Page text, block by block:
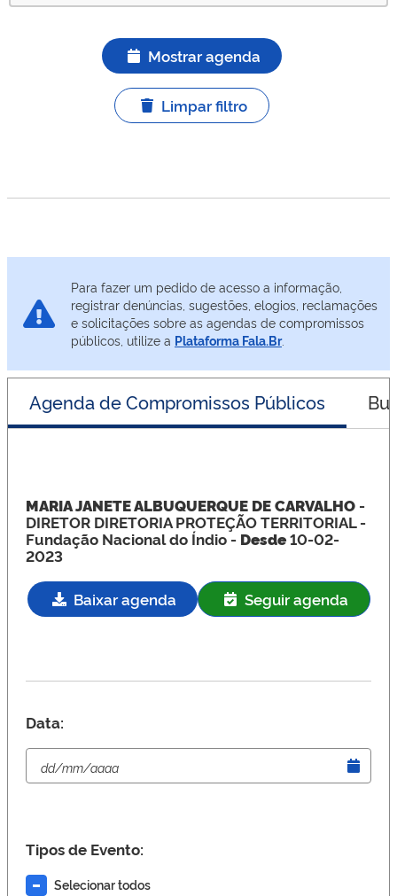
Mostrar agenda
Limpar filtro
Para fazer um pedido de acesso a informação,
registrar denúncias, sugestões, elogios, reclamações
e solicitações sobre as agendas de compromissos
públicos, utilize a Plataforma Fala.Br.
Agenda de Compromissos Públicos
MARIA JANETE ALBUQUERQUE DE CARVALHO -
DIRETOR DIRETORIA PROTEÇÃO TERRITORIAL-
Fundação Nacional do Índio - Desde10-02-
2023
Baixar agenda Seguir agenda
Data:
Tipos de Evento:
Selecionar todos